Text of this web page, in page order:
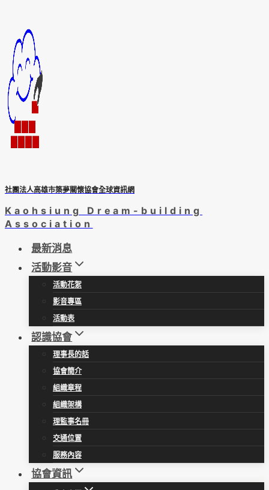
content
社團法人高雄市築夢關懷協會全球資訊網
Kaohsiung Dream-building
Association
最新消息
活動影音
活動花絮
影音專區
活動表
認識協會
理事長的話
協會簡介
組織章程
組織架構
理監事名冊
交通位置
服務內容
協會資訊